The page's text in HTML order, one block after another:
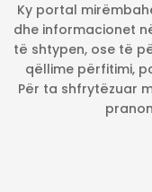
Ky portal
dhe informacionet
të shtypen, ose të
qëllime përfitimi,
Për ta shfrytëzuar